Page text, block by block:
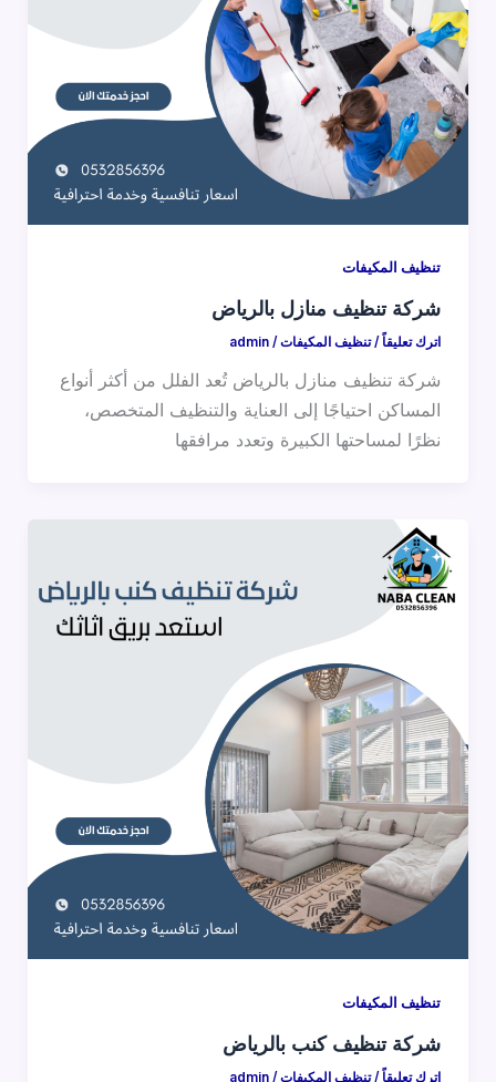
تنظيف المكيفات
شركة تنظيف منازل بالرياض
اترك تعليقاً /تنظيف المكيفات/
admin
شركة تنظيف منازل بالرياض تُعد الفلل من أكثر أنواع
المساكن احتياجًا إلى العناية والتنظيف المتخصص،
نظرًا لمساحتها الكبيرة وتعدد مرافقها
تنظيف المكيفات
شركة تنظيف كنب بالرياض
اترك تعليقاً /تنظيف المكيفات/
admin